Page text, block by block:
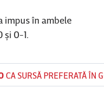
impus în ambele
şi 0-1.
CA SURSĂ PREFERATĂ ÎN